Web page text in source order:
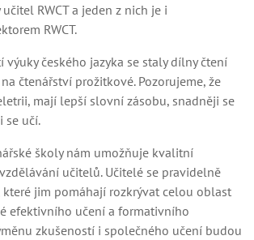
RWCT a jeden z nich je i
RWCT.
výuky českého jazyka se staly dílny čtení
čtenářství prožitkové. Pozorujeme, že
mají lepší slovní zásobu, snadněji se
se učí.
školy nám umožňuje kvalitní
učitelů. Učitelé se pravidelně
které jim pomáhají rozkrývat celou oblast
efektivního učení a formativního
zkušeností i společného učení budou